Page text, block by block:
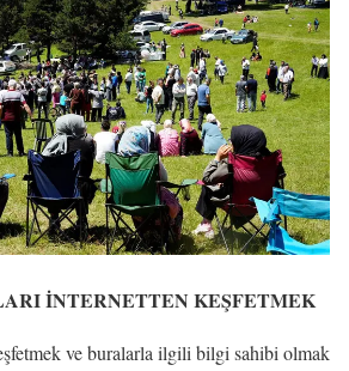
İNTERNETTEN KEŞFETMEK
ve buralarla ilgili bilgi sahibi olmak